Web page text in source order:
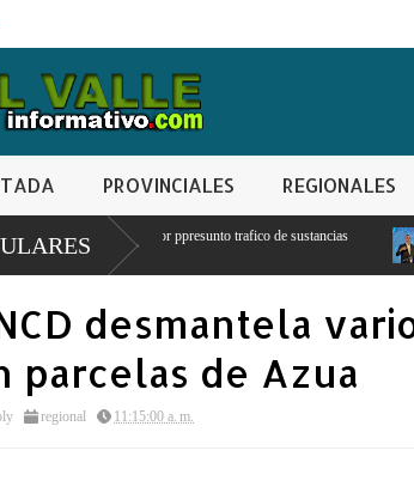
PROVINCIALES REGIONALES
trafico de sustancias
Presidente Abinader:
desmantela
parcelas de Azua
regional 11:15:00 a. m.